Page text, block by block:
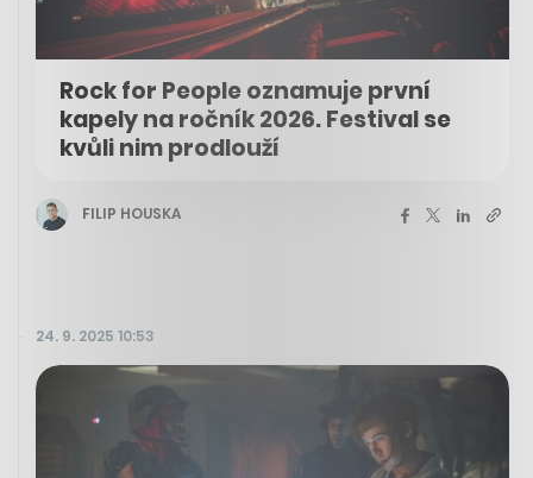
Rock for People oznamuje první
kapely na ročník 2026. Festival se
kvůli nim prodlouží
FILIP HOUSKA
24. 9. 2025 10:53